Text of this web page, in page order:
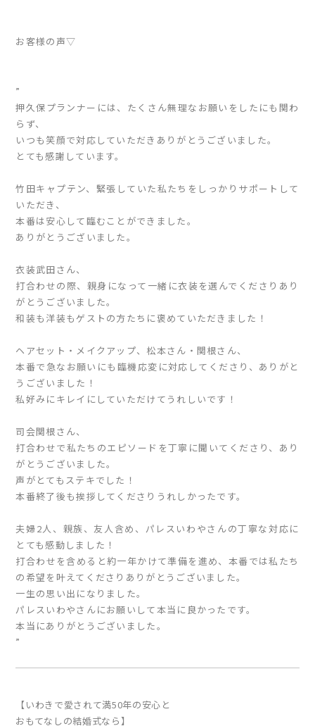
お客様の声▽
”
押久保プランナーには、たくさん無理なお願いをしたにも関わ
らず、
いつも笑顔で対応していただきありがとうございました。
とても感謝しています。
竹田キャプテン、緊張していた私たちをしっかりサポートして
いただき、
本番は安心して臨むことができました。
ありがとうございました。
衣装武田さん、
打合わせの際、親身になって一緒に衣装を選んでくださりあり
がとうございました。
和装も洋装もゲストの方たちに褒めていただきました！
ヘアセット・メイクアップ、松本さん・関根さん、
本番で急なお願いにも臨機応変に対応してくださり、ありがと
うございました！
私好みにキレイにしていただけてうれしいです！
司会関根さん、
打合わせで私たちのエピソードを丁寧に聞いてくださり、あり
がとうございました。
声がとてもステキでした！
本番終了後も挨拶してくださりうれしかったです。
夫婦2人、親族、友人含め、パレスいわやさんの丁寧な対応に
とても感動しました！
打合わせを含めると約一年かけて準備を進め、本番では私たち
の希望を叶えてくださりありがとうございました。
一生の思い出になりました。
パレスいわやさんにお願いして本当に良かったです。
本当にありがとうございました。
”
【いわきで愛されて満50年の安心と
おもてなしの結婚式なら】